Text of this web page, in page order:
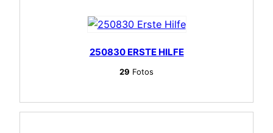
250830 ERSTE HILFE
29 Fotos